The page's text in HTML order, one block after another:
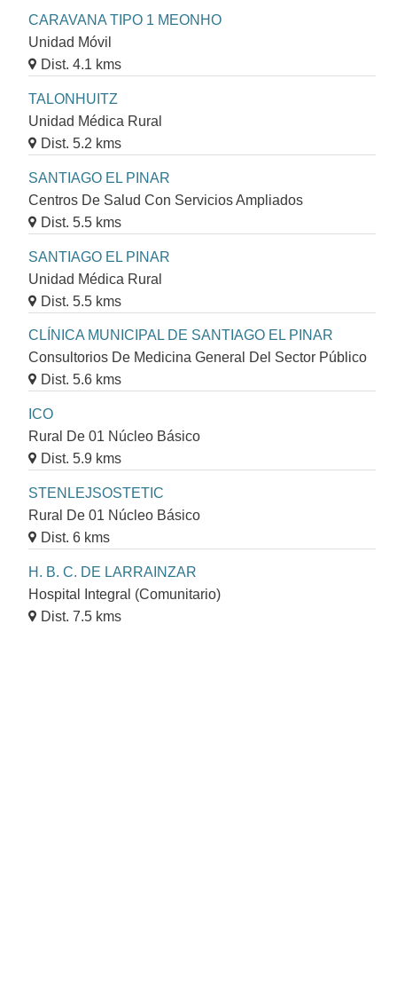
CARAVANA TIPO 1 MEONHO
Unidad Móvil
Dist. 4.1 kms
TALONHUITZ
Unidad Médica Rural
Dist. 5.2 kms
SANTIAGO EL PINAR
Centros De Salud Con Servicios Ampliados
Dist. 5.5 kms
SANTIAGO EL PINAR
Unidad Médica Rural
Dist. 5.5 kms
CLÍNICA MUNICIPAL DE SANTIAGO EL PINAR
Consultorios De Medicina General Del Sector Público
Dist. 5.6 kms
ICO
Rural De 01 Núcleo Básico
Dist. 5.9 kms
STENLEJSOSTETIC
Rural De 01 Núcleo Básico
Dist. 6 kms
H. B. C. DE LARRAINZAR
Hospital Integral (Comunitario)
Dist. 7.5 kms